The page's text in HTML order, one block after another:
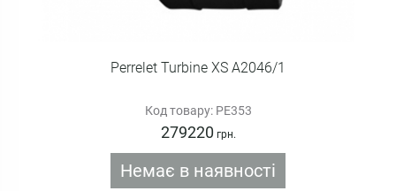
Perrelet Turbine XS A2046/1
Код товару: PE353
279220 грн.
Немає в наявності